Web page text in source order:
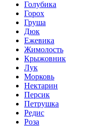
Голубика
Горох
Груша
Дюк
Ежевика
Жимолость
Крыжовник
Лук
Морковь
Нектарин
Персик
Петрушка
Редис
Роза